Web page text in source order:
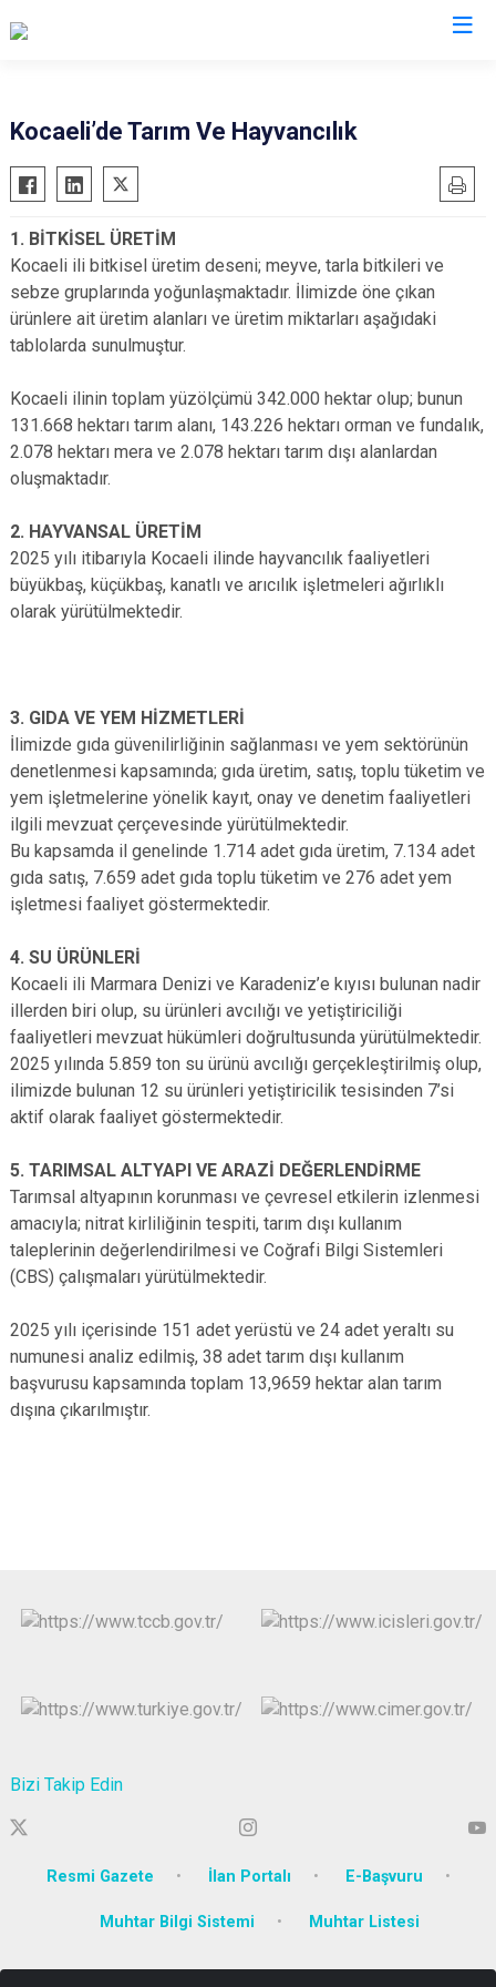
Kocaeli’de Tarım Ve Hayvancılık
1. BİTKİSEL ÜRETİM
Kocaeli ili bitkisel üretim deseni; meyve, tarla bitkileri ve
sebze gruplarında yoğunlaşmaktadır. İlimizde öne çıkan
ürünlere ait üretim alanları ve üretim miktarları aşağıdaki
tablolarda sunulmuştur.
Kocaeli ilinin toplam yüzölçümü 342.000 hektar olup; bunun
131.668 hektarı tarım alanı, 143.226 hektarı orman ve fundalık,
2.078 hektarı mera ve 2.078 hektarı tarım dışı alanlardan
oluşmaktadır.
2. HAYVANSAL ÜRETİM
2025 yılı itibarıyla Kocaeli ilinde hayvancılık faaliyetleri
büyükbaş, küçükbaş, kanatlı ve arıcılık işletmeleri ağırlıklı
olarak yürütülmektedir.
3. GIDA VE YEM HİZMETLERİ
İlimizde gıda güvenilirliğinin sağlanması ve yem sektörünün
denetlenmesi kapsamında; gıda üretim, satış, toplu tüketim ve
yem işletmelerine yönelik kayıt, onay ve denetim faaliyetleri
ilgili mevzuat çerçevesinde yürütülmektedir.
Bu kapsamda il genelinde 1.714 adet gıda üretim, 7.134 adet
gıda satış, 7.659 adet gıda toplu tüketim ve 276 adet yem
işletmesi faaliyet göstermektedir.
4. SU ÜRÜNLERİ
Kocaeli ili Marmara Denizi ve Karadeniz’e kıyısı bulunan nadir
illerden biri olup, su ürünleri avcılığı ve yetiştiriciliği
faaliyetleri mevzuat hükümleri doğrultusunda yürütülmektedir.
2025 yılında 5.859 ton su ürünü avcılığı gerçekleştirilmiş olup,
ilimizde bulunan 12 su ürünleri yetiştiricilik tesisinden 7’si
aktif olarak faaliyet göstermektedir.
5. TARIMSAL ALTYAPI VE ARAZİ DEĞERLENDİRME
Tarımsal altyapının korunması ve çevresel etkilerin izlenmesi
amacıyla; nitrat kirliliğinin tespiti, tarım dışı kullanım
taleplerinin değerlendirilmesi ve Coğrafi Bilgi Sistemleri
(CBS) çalışmaları yürütülmektedir.
2025 yılı içerisinde 151 adet yerüstü ve 24 adet yeraltı su
numunesi analiz edilmiş, 38 adet tarım dışı kullanım
başvurusu kapsamında toplam 13,9659 hektar alan tarım
dışına çıkarılmıştır.
Bizi Takip Edin
Resmi Gazete İlan Portalı E-Başvuru
Muhtar Bilgi Sistemi Muhtar Listesi